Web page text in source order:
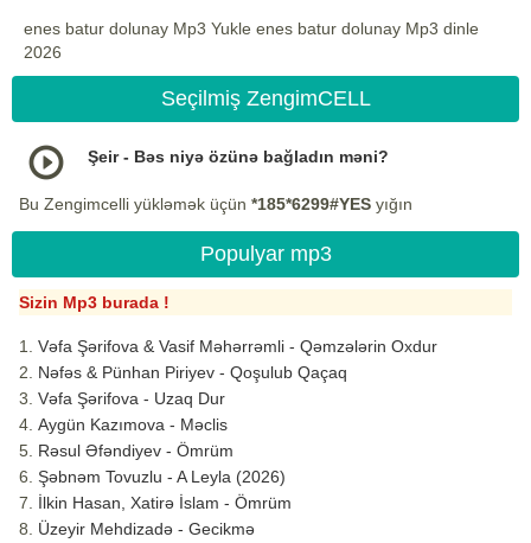
enes batur dolunay Mp3 Yukle enes batur dolunay Mp3 dinle
2026
Seçilmiş ZengimCELL
Şeir - Bəs niyə özünə bağladın məni?
Bu Zengimcelli yükləmək üçün *185*6299#YES yığın
Populyar mp3
Sizin Mp3 burada !
Vəfa Şərifova & Vasif Məhərrəmli - Qəmzələrin Oxdur
Nəfəs & Pünhan Piriyev - Qoşulub Qaçaq
Vəfa Şərifova - Uzaq Dur
Aygün Kazımova - Məclis
Rəsul Əfəndiyev - Ömrüm
Şəbnəm Tovuzlu - A Leyla (2026)
İlkin Hasan, Xatirə İslam - Ömrüm
Üzeyir Mehdizadə - Gecikmə